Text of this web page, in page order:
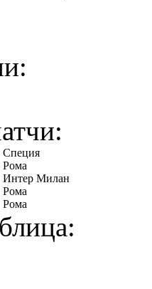
Специя
Рома
Интер Милан
Рома
Рома